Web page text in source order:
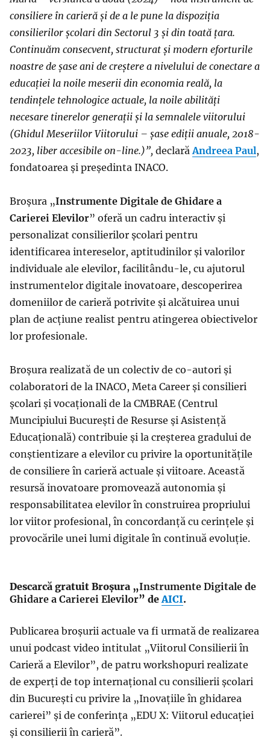
consiliere în carieră și de a le pune la dispoziția
consilierilor școlari din Sectorul 3 și din toată țara.
Continuăm consecvent, structurat și modern eforturile
noastre de șase ani de creștere a nivelului de conectare a
educației la noile meserii din economia reală, la
tendințele tehnologice actuale, la noile abilități
necesare tinerelor generații și la semnalele viitorului
(Ghidul Meseriilor Viitorului – șase ediții anuale, 2018-
2023, liber accesibile on-line.)”, declară Andreea Paul,
fondatoarea și președinta INACO.
Broșura „Instrumente Digitale de Ghidare a
Carierei Elevilor” oferă un cadru interactiv și
personalizat consilierilor școlari pentru
identificarea intereselor, aptitudinilor și valorilor
individuale ale elevilor, facilitându-le, cu ajutorul
instrumentelor digitale inovatoare, descoperirea
domeniilor de carieră potrivite și alcătuirea unui
plan de acțiune realist pentru atingerea obiectivelor
lor profesionale.
Broșura realizată de un colectiv de co-autori și
colaboratori de la INACO, Meta Career și consilieri
școlari și vocaționali de la CMBRAE (Centrul
Muncipiului București de Resurse și Asistență
Educațională) contribuie și la creșterea gradului de
conștientizare a elevilor cu privire la oportunitățile
de consiliere în carieră actuale și viitoare. Această
resursă inovatoare promovează autonomia și
responsabilitatea elevilor în construirea propriului
lor viitor profesional, în concordanță cu cerințele și
provocările unei lumi digitale în continuă evoluție.
Descarcă gratuit Broșura „Instrumente Digitale de
Ghidare a Carierei Elevilor” de AICI.
Publicarea broșurii actuale va fi urmată de realizarea
unui podcast video intitulat „Viitorul Consilierii în
Carieră a Elevilor”, de patru workshopuri realizate
de experți de top internațional cu consilierii școlari
din București cu privire la „Inovațiile în ghidarea
carierei” și de conferința „EDU X: Viitorul educației
și consilierii în carieră”.